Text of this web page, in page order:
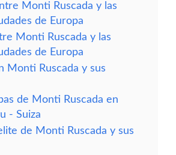
Monti Ruscada y las
de Europa
Monti Ruscada y las
de Europa
Monti Ruscada y sus
de Monti Ruscada en
- Suiza
de Monti Ruscada y sus